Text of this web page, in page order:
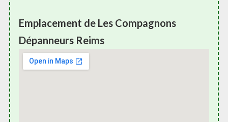
Emplacement de Les Compagnons
Dépanneurs Reims